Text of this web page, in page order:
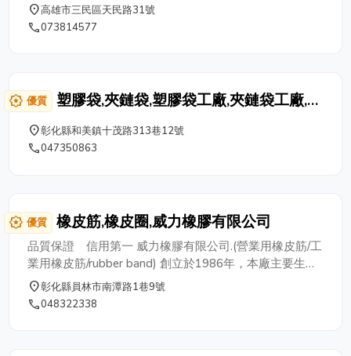
place高雄市三民區天民路31號
phone073814577
award_star 優質
塑膠袋,夾鏈袋,塑膠袋工廠,夾鏈袋工廠,騰
達塑膠有限公司
place彰化縣和美鎮十茂路313巷12號
phone047350863
award_star 優質 橡皮筋,橡皮圈,威力橡膠有限公司
品質保證 信用第一 威力橡膠有限公司.(營業用橡皮筋/工
業用橡皮筋/rubber band) 創立於1986年，本廠主要生產
各式規格橡皮筋、橡圈、橡皮圈、膠圈、乳膠圈、密封
圈、及客製化橡皮筋大宗買賣批發。 彈性佳，拉力強，
place彰化縣員林市南潭路1巷9號
phone048322338